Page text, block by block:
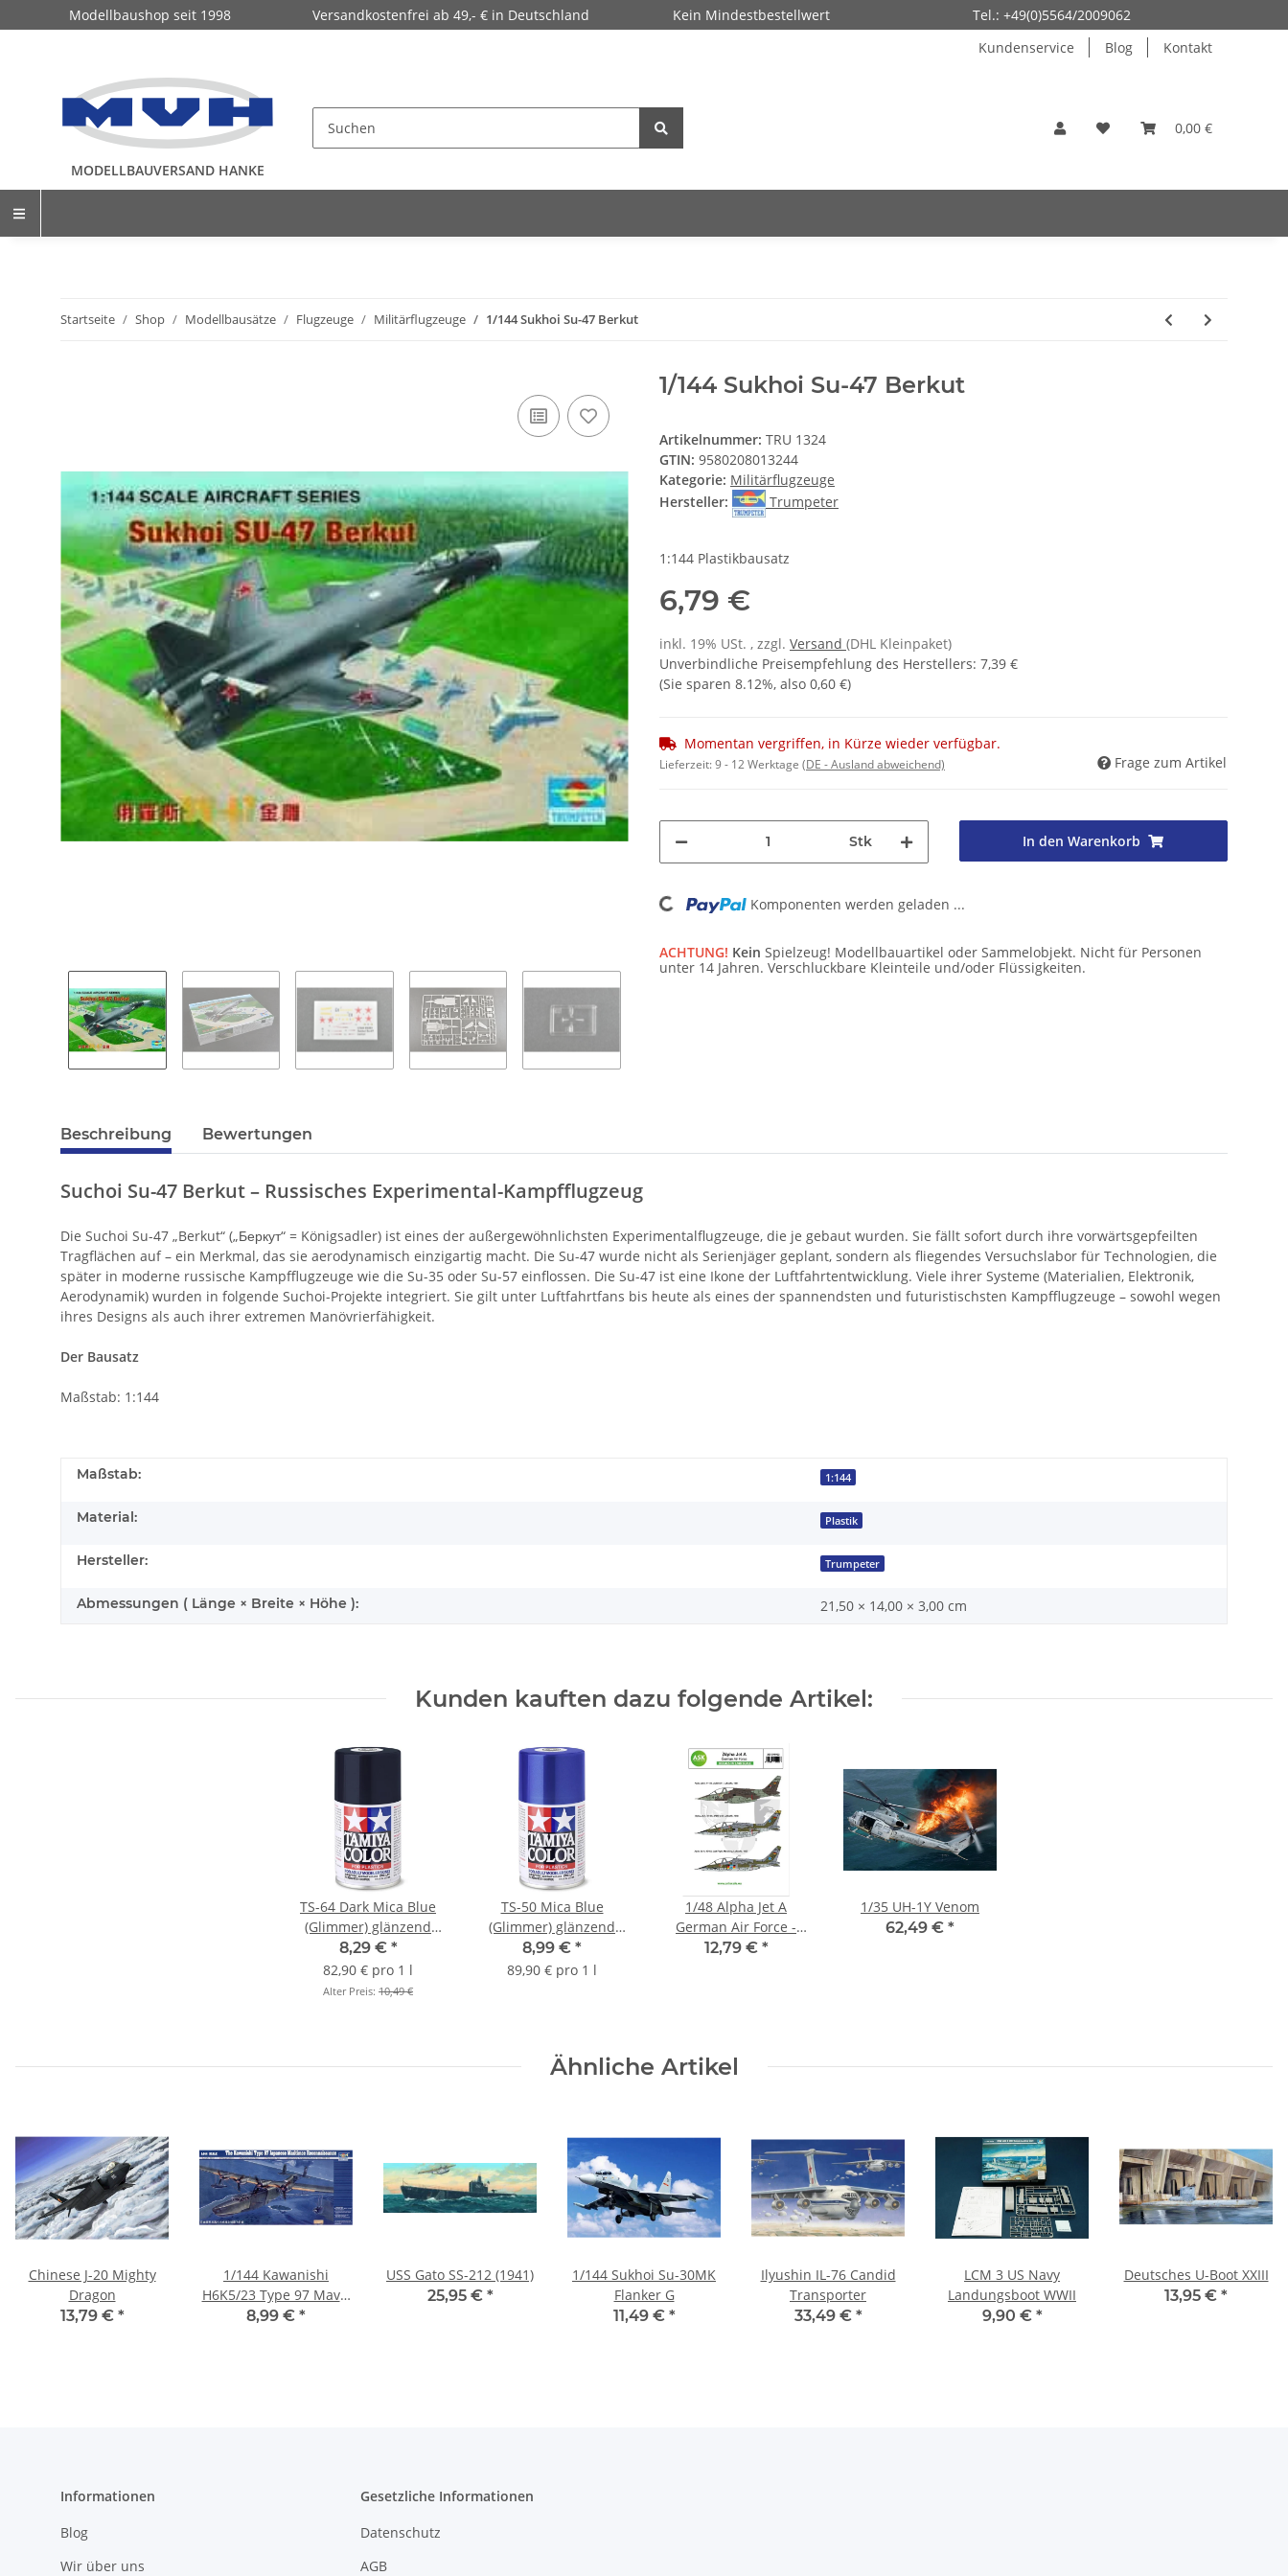
Modellbaushop seit 1998 Versandkostenfrei ab 49,- € in Deutschland Kein Mindestbestellwert
Tel.: +49(0)5564/2009062
Kundenservice
Blog Kontakt
MODELLBAUVERSAND HANKE
0,00 €
Startseite Shop Modellbausätze Flugzeuge Militärflugzeuge 1/144 Sukhoi Su-47 Berkut
1/144 Sukhoi Su-47 Berkut
Artikelnummer: TRU 1324
GTIN: 9580208013244
Kategorie: Militärflugzeuge
Hersteller:
Trumpeter
1:144 Plastikbausatz
6,79 €
inkl. 19% USt. , zzgl. Versand (DHL Kleinpaket)
Unverbindliche Preisempfehlung des Herstellers: 7,39 €
(Sie sparen 8.12%, also 0,60 €)
Momentan vergriffen, in Kürze wieder verfügbar.
Lieferzeit:9 - 12 Werktage (DE - Ausland abweichend) Frage zum Artikel
Stk In den Warenkorb
Loading... Komponenten werden geladen ...
ACHTUNG! Kein Spielzeug! Modellbauartikel oder Sammelobjekt. Nicht für Personen
unter 14 Jahren. Verschluckbare Kleinteile und/oder Flüssigkeiten.
Beschreibung Bewertungen
Suchoi Su-47 Berkut – Russisches Experimental-Kampfflugzeug
Die Suchoi Su-47 „Berkut“ („Беркут“ = Königsadler) ist eines der außergewöhnlichsten Experimentalflugzeuge, die je gebaut wurden. Sie fällt sofort durch ihre vorwärtsgepfeilten
Tragflächen auf – ein Merkmal, das sie aerodynamisch einzigartig macht. Die Su-47 wurde nicht als Serienjäger geplant, sondern als fliegendes Versuchslabor für Technologien, die
später in moderne russische Kampfflugzeuge wie die Su-35 oder Su-57 einflossen. Die Su-47 ist eine Ikone der Luftfahrtentwicklung. Viele ihrer Systeme (Materialien, Elektronik,
Aerodynamik) wurden in folgende Suchoi-Projekte integriert. Sie gilt unter Luftfahrtfans bis heute als eines der spannendsten und futuristischsten Kampfflugzeuge – sowohl wegen
ihres Designs als auch ihrer extremen Manövrierfähigkeit.
Der Bausatz
Maßstab: 1:144
Maßstab: 1:144
Material: Plastik
Hersteller: Trumpeter
Abmessungen ( Länge × Breite × Höhe ): 21,50 × 14,00 × 3,00 cm
Kunden kauften dazu folgende Artikel:
TS-64 Dark Mica Blue
(Glimmer) glänzend
100ml Spray
8,29 € *
82,90 € pro 1 l
Alter Preis: 10,49 €
TS-50 Mica Blue
(Glimmer) glänzend
100ml Spray
8,99 € *
89,90 € pro 1 l
1/48 Alpha Jet A
German Air Force -
Bundeswehr
12,79 € *
1/35 UH-1Y Venom
62,49 € *
Ähnliche Artikel
Chinese J-20 Mighty
Dragon
13,79 € *
1/144 Kawanishi
H6K5/23 Type 97 Mavis
Flying Boat - Flugboot
8,99 € *
USS Gato SS-212 (1941)
25,95 € *
1/144 Sukhoi Su-30MK
Flanker G
11,49 € *
Ilyushin IL-76 Candid
Transporter
33,49 € *
LCM 3 US Navy
Landungsboot WWII
9,90 € *
Deutsches U-Boot XXIII
13,95 € *
Informationen
Blog
Wir über uns
Gesetzliche Informationen
Datenschutz
AGB